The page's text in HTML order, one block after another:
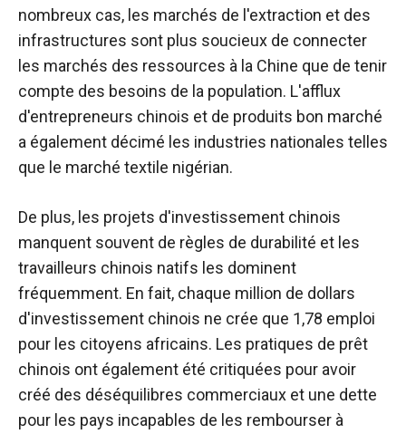
nombreux cas, les marchés de l'extraction et des
infrastructures sont plus soucieux de connecter
les marchés des ressources à la Chine que de tenir
compte des besoins de la population. L'afflux
d'entrepreneurs chinois et de produits bon marché
a également décimé les industries nationales telles
que le marché textile nigérian.
De plus, les projets d'investissement chinois
manquent souvent de règles de durabilité et les
travailleurs chinois natifs les dominent
fréquemment. En fait, chaque million de dollars
d'investissement chinois ne crée que 1,78 emploi
pour les citoyens africains. Les pratiques de prêt
chinois ont également été critiquées pour avoir
créé des déséquilibres commerciaux et une dette
pour les pays incapables de les rembourser à